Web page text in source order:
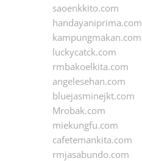
saoenkkito.com
handayaniprima.com
kampungmakan.com
luckycatck.com
rmbakoelkita.com
angelesehan.com
bluejasminejkt.com
Mrobak.com
miekungfu.com
cafetemankita.com
rmjasabundo.com